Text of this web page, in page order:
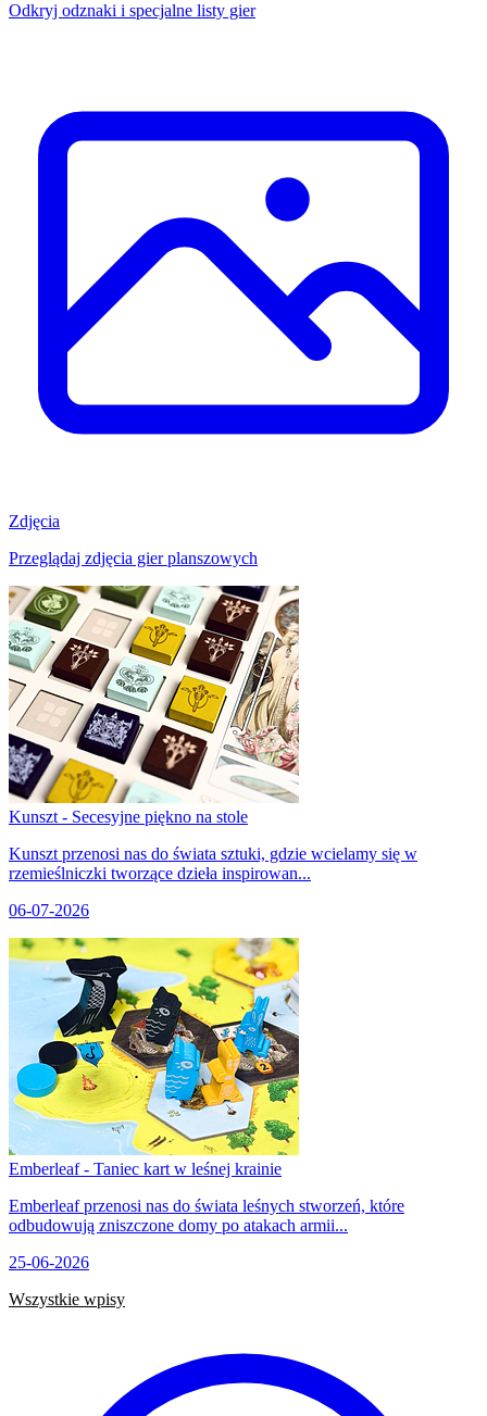
Odkryj odznaki i specjalne listy gier
Zdjęcia
Przeglądaj zdjęcia gier planszowych
Kunszt - Secesyjne piękno na stole
Kunszt przenosi nas do świata sztuki, gdzie wcielamy się w
rzemieślniczki tworzące dzieła inspirowan...
06-07-2026
Emberleaf - Taniec kart w leśnej krainie
Emberleaf przenosi nas do świata leśnych stworzeń, które
odbudowują zniszczone domy po atakach armii...
25-06-2026
Wszystkie wpisy